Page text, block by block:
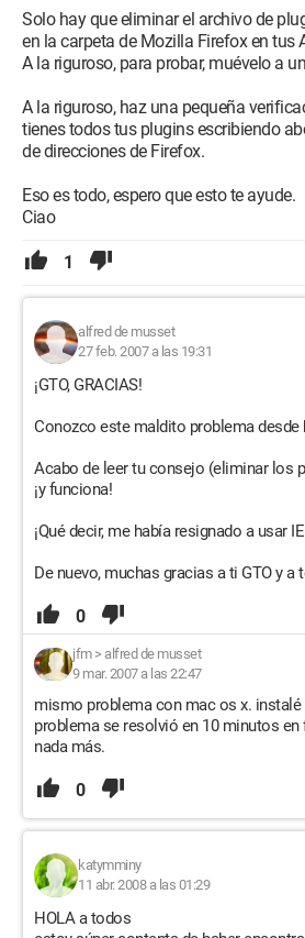
Solo hay que eliminar el archivo de
en la carpeta de Mozilla Firefox en tus
A la riguroso, para probar, muévelo a
A la riguroso, haz una pequeña
tienes todos tus plugins escribiendo
de direcciones de Firefox.
Eso es todo, espero que esto te ayude.
Ciao
1
alfred de musset
27 feb. 2007 a las 19:31
¡GTO, GRACIAS!
Conozco este maldito problema desde
Acabo de leer tu consejo (eliminar los
¡y funciona!
¡Qué decir, me había resignado a usar
De nuevo, muchas gracias a ti GTO y a
0
jfm> alfred de musset
9 mar. 2007 a las 22:47
mismo problema con mac os x. instalé
problema se resolvió en 10 minutos
nada más.
0
katymminy
11 abr. 2008 a las 01:29
HOLA a todos